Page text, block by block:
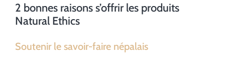
2 bonnes raisons s’offrir les produits
Natural Ethics
Soutenir le savoir-faire népalais